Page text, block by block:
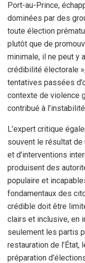
Port-au-Prince,
dominées par des
toute élection
plutôt que de
minimale, il ne peut y
crédibilité électorale
tentatives passées
contexte de violence
contribué à
L’expert critique
souvent le résultat
et d’interventions
produisent des
populaire et
fondamentaux des
crédible doit être
clairs et inclusive, en
seulement les partis
restauration de l’État,
préparation